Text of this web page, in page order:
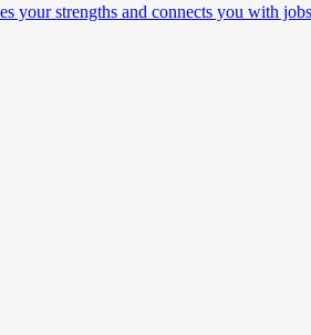
your strengths and connects you with